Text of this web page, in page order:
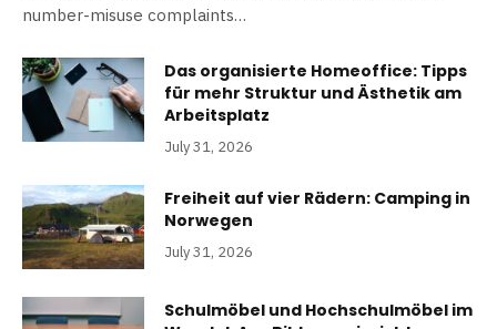
number-misuse complaints…
Das organisierte Homeoffice: Tipps
für mehr Struktur und Ästhetik am
Arbeitsplatz
July 31, 2026
Freiheit auf vier Rädern: Camping in
Norwegen
July 31, 2026
Schulmöbel und Hochschulmöbel im